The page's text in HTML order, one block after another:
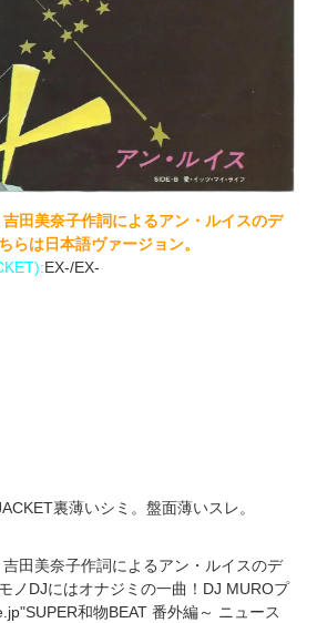
田美奈子作詞によるアン・ルイスのデ
らは日本語ヴァージョン。
EX-/EX-
裏薄いシミ。盤面薄いスレ。
田美奈子作詞によるアン・ルイスのデ
ノDJにはオナジミの一曲！DJ MUROプ
和物BEAT 番外編～ ニュース